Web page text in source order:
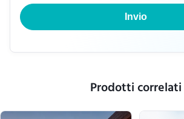
Invio
Prodotti correlati